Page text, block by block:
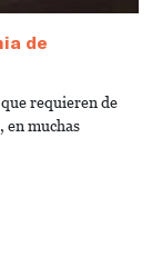
de
requieren de
en muchas